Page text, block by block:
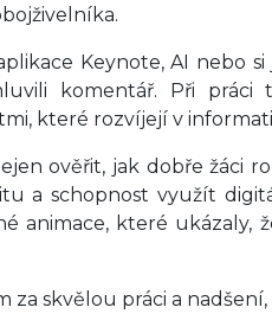
Keynote, AI nebo
komentář. Při
které rozvíjejí v
ověřit, jak dobře žáci
a schopnost využít
animace, které ukázaly,
za skvělou práci a